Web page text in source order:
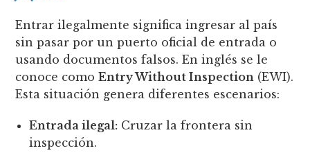
Entrar ilegalmente significa ingresar al país
sin pasar por un puerto oficial de entrada o
usando documentos falsos. En inglés se le
conoce comoEntry Without Inspection (EWI).
Esta situación genera diferentes escenarios:
Entrada ilegal: Cruzar la frontera sin
inspección.